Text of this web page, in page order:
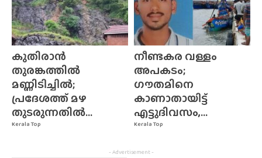
Kerala Top
കുതിരാൻ
തുരങ്കത്തിൽ
മണ്ണിടിച്ചിൽ;
പ്രദേശത്ത് മഴ
തുടരുന്നതിൽ...
Kerala Top
നീണ്ടകര വള്ളം
അപകടം;
ഗൗതമിനെ
കാണാതായിട്ട്
എട്ടുദിവസം,...
- Advertisement -